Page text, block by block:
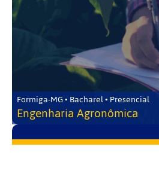
Formiga-MG • Bacharel • Presencial
Engenharia Agronômica